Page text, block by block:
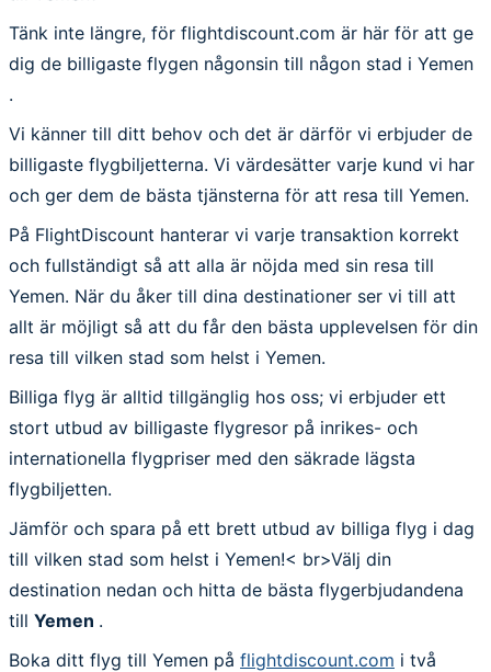
Tänk inte längre, för flightdiscount.com är här för att ge
dig de billigaste flygen någonsin till någon stad i Yemen
.
Vi känner till ditt behov och det är därför vi erbjuder de
billigaste flygbiljetterna. Vi värdesätter varje kund vi har
och ger dem de bästa tjänsterna för att resa till Yemen.
På FlightDiscount hanterar vi varje transaktion korrekt
och fullständigt så att alla är nöjda med sin resa till
Yemen. När du åker till dina destinationer ser vi till att
allt är möjligt så att du får den bästa upplevelsen för din
resa till vilken stad som helst i Yemen.
Billiga flyg är alltid tillgänglig hos oss; vi erbjuder ett
stort utbud av billigaste flygresor på inrikes- och
internationella flygpriser med den säkrade lägsta
flygbiljetten.
Jämför och spara på ett brett utbud av billiga flyg i dag
till vilken stad som helst i Yemen!< br>Välj din
destination nedan och hitta de bästa flygerbjudandena
till Yemen .
Boka ditt flyg till Yemen på flightdiscount.com i två